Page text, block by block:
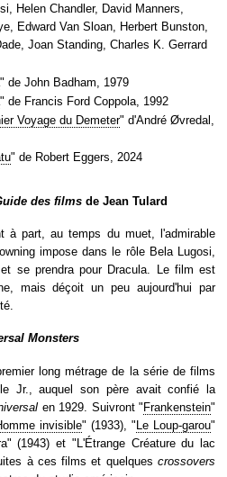
Helen Chandler, David Manners,
Edward Van Sloan, Herbert Bunston,
Joan Standing, Charles K. Gerrard
" de John Badham, 1979
" de Francis Ford Coppola, 1992
Voyage du Demeter" d'André Øvredal,
" de Robert Eggers, 2024
des filmsde Jean Tulard
à part, au temps du muet, l'admirable
impose dans le rôle Bela Lugosi,
se prendra pour Dracula. Le film est
mais déçoit un peu aujourd'hui par
Monsters
long métrage de la série de films
Jr., auquel son père avait confié la
en 1929. Suivront "Frankenstein"
invisible" (1933), "Le Loup-garou"
(1943) et "L'Étrange Créature du lac
à ces films et quelques crossovers